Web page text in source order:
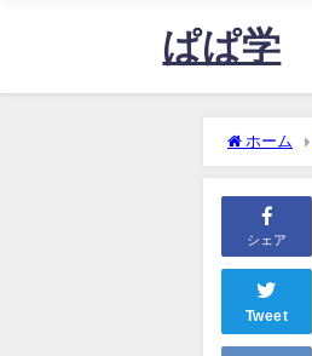
ぱぱ学
ホーム
シェア
Tweet